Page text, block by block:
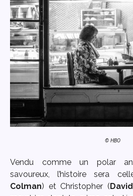
© HBO
Vendu comme un polar
savoureux, l’histoire sera
Colman) et Christopher (